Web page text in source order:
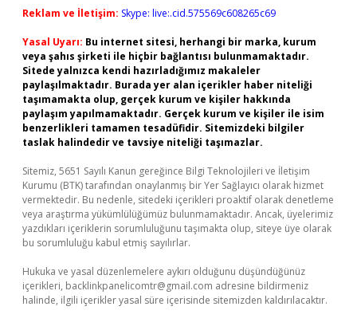
Reklam ve İletişim: Skype: live:.cid.575569c608265c69
Yasal Uyarı: Bu internet sitesi, herhangi bir marka, kurum
veya şahıs şirketi ile hiçbir bağlantısı bulunmamaktadır.
Sitede yalnızca kendi hazırladığımız makaleler
paylaşılmaktadır. Burada yer alan içerikler haber niteliği
taşımamakta olup, gerçek kurum ve kişiler hakkında
paylaşım yapılmamaktadır. Gerçek kurum ve kişiler ile isim
benzerlikleri tamamen tesadüfidir. Sitemizdeki bilgiler
taslak halindedir ve tavsiye niteliği taşımazlar.
Sitemiz, 5651 Sayılı Kanun gereğince Bilgi Teknolojileri ve İletişim
Kurumu (BTK) tarafından onaylanmış bir Yer Sağlayıcı olarak hizmet
vermektedir. Bu nedenle, sitedeki içerikleri proaktif olarak denetleme
veya araştırma yükümlülüğümüz bulunmamaktadır. Ancak, üyelerimiz
yazdıkları içeriklerin sorumluluğunu taşımakta olup, siteye üye olarak
bu sorumluluğu kabul etmiş sayılırlar.
Hukuka ve yasal düzenlemelere aykırı olduğunu düşündüğünüz
içerikleri, backlinkpanelicomtr@gmail.com adresine bildirmeniz
halinde, ilgili içerikler yasal süre içerisinde sitemizden kaldırılacaktır.